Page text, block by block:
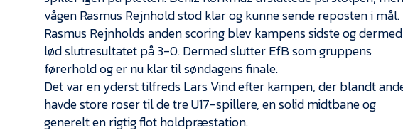
vågen Rasmus Rejnhold stod klar og kunne sende reposten i mål.
Rasmus Rejnholds anden scoring blev kampens sidste og dermed
lød slutresultatet på 3-0. Dermed slutter EfB som gruppens
førerhold og er nu klar til søndagens finale.
Det var en yderst tilfreds Lars Vind efter kampen, der blandt
havde store roser til de tre U17-spillere, en solid midtbane og
generelt en rigtig flot holdpræstation.